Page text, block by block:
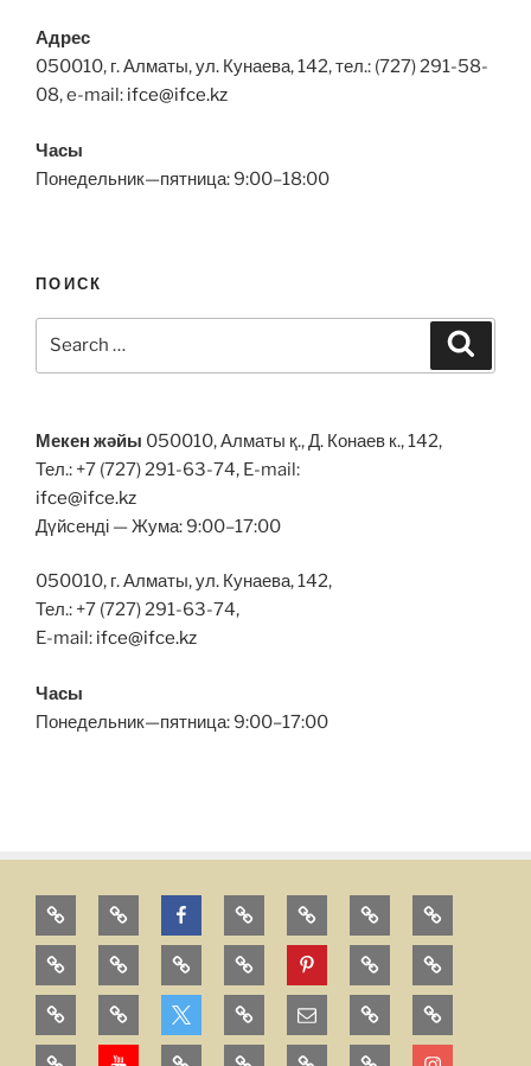
Адрес
050010, г. Алматы, ул. Кунаева, 142, тел.: (727) 291-58-
08, e-mail: ifce@ifce.kz
Часы
Понедельник—пятница: 9:00–18:00
ПОИСК
Мекен жәйы 050010, Алматы қ., Д. Конаев к., 142,
Тел.: +7 (727) 291-63-74, E-mail:
ifce@ifce.kz
Дүйсенді — Жума: 9:00–17:00
050010, г. Алматы, ул. Кунаева, 142,
Тел.: +7 (727) 291-63-74,
E-mail: ifce@ifce.kz
Часы
Понедельник—пятница: 9:00–17:00
ГлавнаяГлавнаяFacebookFARABI
UNIVERSITY
MAIN ГЛАВНАЯНЕГІЗГІ
KBTU ABOUTО
нас
О
нас
Pinterest
БІЗ
ТУРАЛЫ
SERVICES
Услуги Услуги Twitter ҚЫЗМЕТТЕР
Email NEWS Страницы
Блог YouTubeЖАҢАЛЫҚТАР
YSC Блог НапишитеInstagram